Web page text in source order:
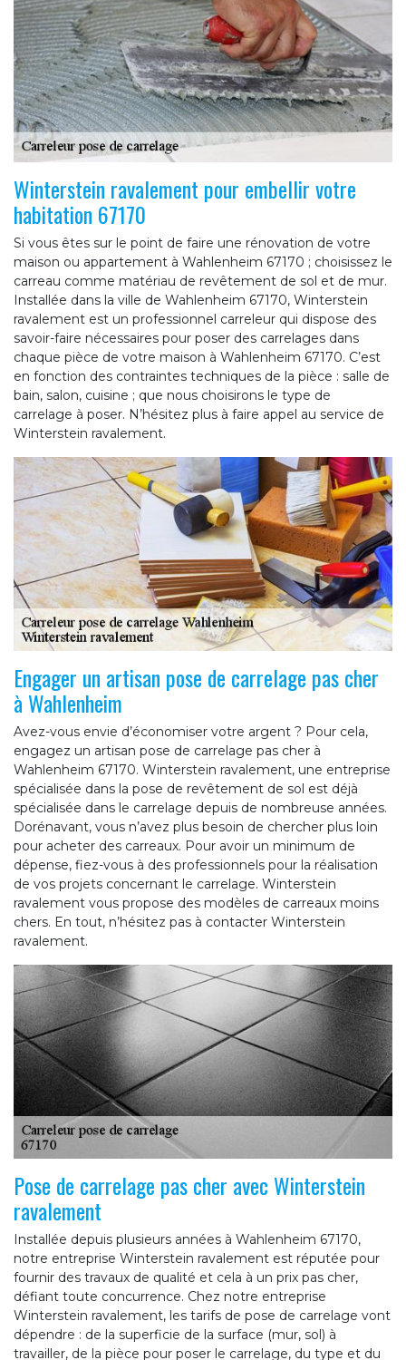
Winterstein ravalement pour embellir votre
habitation 67170
Si vous êtes sur le point de faire une rénovation de votre
maison ou appartement à Wahlenheim 67170 ; choisissez le
carreau comme matériau de revêtement de sol et de mur.
Installée dans la ville de Wahlenheim 67170, Winterstein
ravalement est un professionnel carreleur qui dispose des
savoir-faire nécessaires pour poser des carrelages dans
chaque pièce de votre maison à Wahlenheim 67170. C’est
en fonction des contraintes techniques de la pièce : salle de
bain, salon, cuisine ; que nous choisirons le type de
carrelage à poser. N’hésitez plus à faire appel au service de
Winterstein ravalement.
Engager un artisan pose de carrelage pas cher
à Wahlenheim
Avez-vous envie d’économiser votre argent ? Pour cela,
engagez un artisan pose de carrelage pas cher à
Wahlenheim 67170. Winterstein ravalement, une entreprise
spécialisée dans la pose de revêtement de sol est déjà
spécialisée dans le carrelage depuis de nombreuse années.
Dorénavant, vous n’avez plus besoin de chercher plus loin
pour acheter des carreaux. Pour avoir un minimum de
dépense, fiez-vous à des professionnels pour la réalisation
de vos projets concernant le carrelage. Winterstein
ravalement vous propose des modèles de carreaux moins
chers. En tout, n’hésitez pas à contacter Winterstein
ravalement.
Pose de carrelage pas cher avec Winterstein
ravalement
Installée depuis plusieurs années à Wahlenheim 67170,
notre entreprise Winterstein ravalement est réputée pour
fournir des travaux de qualité et cela à un prix pas cher,
défiant toute concurrence. Chez notre entreprise
Winterstein ravalement, les tarifs de pose de carrelage vont
dépendre : de la superficie de la surface (mur, sol) à
travailler, de la pièce pour poser le carrelage, du type et du